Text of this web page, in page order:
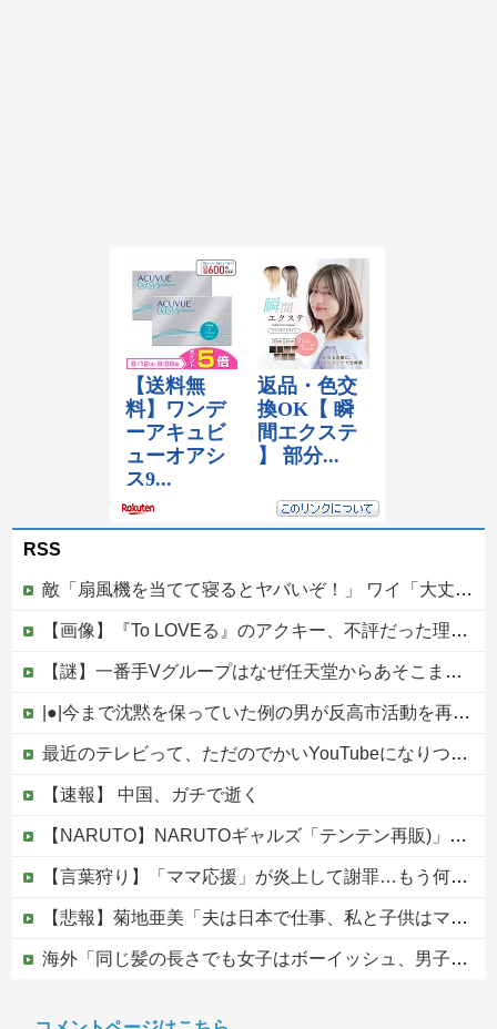
RSS
敵「扇風機を当てて寝るとヤバいぞ！」 ワイ「大丈夫やろｗｗｗ」扇風機ポチー
【画像】『To LOVEる』のアクキー、不評だった理由が明確すぎる
【謎】一番手Vグループはなぜ任天堂からあそこまで寵愛されるんだ？
|●|今まで沈黙を保っていた例の男が反高市活動を再開した模様、財務省を手を組んでの返り咲きが狙いか？
最近のテレビって、ただのでかいYouTubeになりつつあるよな他
【速報】 中国、ガチで逝く
【NARUTO】NARUTOギャルズ「テンテン再販)」フィギュア【明日予約開始】
【言葉狩り】「ママ応援」が炎上して謝罪…もう何も言えない
【悲報】菊地亜美「夫は日本で仕事、私と子供はマレーシア、夫は毎月会いに来る」←これどう思う？
海外「同じ髪の長さでも女子はボーイッシュ、男子は女っぽい扱いになる」呼び名が逆転する境界線あるある…？